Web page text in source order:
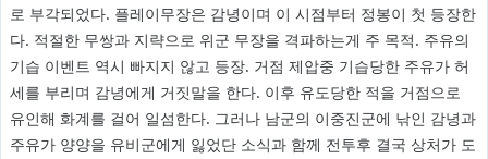
로 부각되었다. 플레이무장은 감녕이며 이 시점부터 정봉이 첫 등장한
다. 적절한 무쌍과 지략으로 위군 무장을 격파하는게 주 목적. 주유의
기습 이벤트 역시 빠지지 않고 등장. 거점 제압중 기습당한 주유가 허
세를 부리며 감녕에게 거짓말을 한다. 이후 유도당한 적을 거점으로
유인해 화계를 걸어 일섬한다. 그러나 남군의 이중진군에 낚인 감녕과
주유가 양양을 유비군에게 잃었단 소식과 함께 전투후 결국 상처가 도